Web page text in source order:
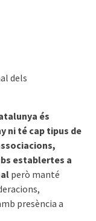
dels
és
ni té cap tipus de
establertes a
però manté
presència a